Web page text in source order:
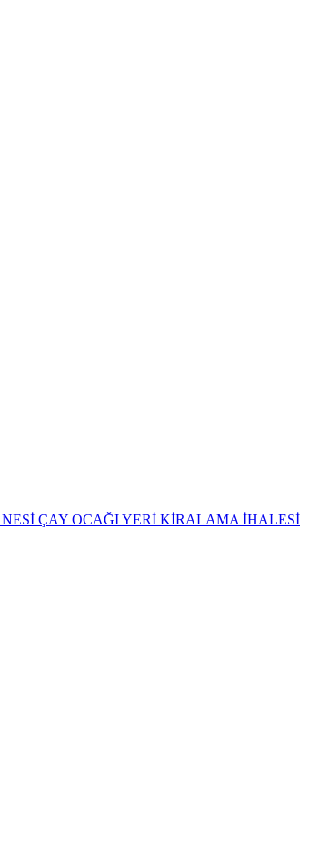
ÇAY OCAĞI YERİ KİRALAMA İHALESİ